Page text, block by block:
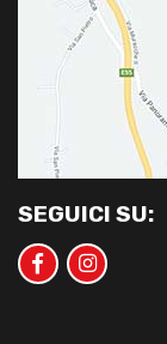
SEGUICI SU: